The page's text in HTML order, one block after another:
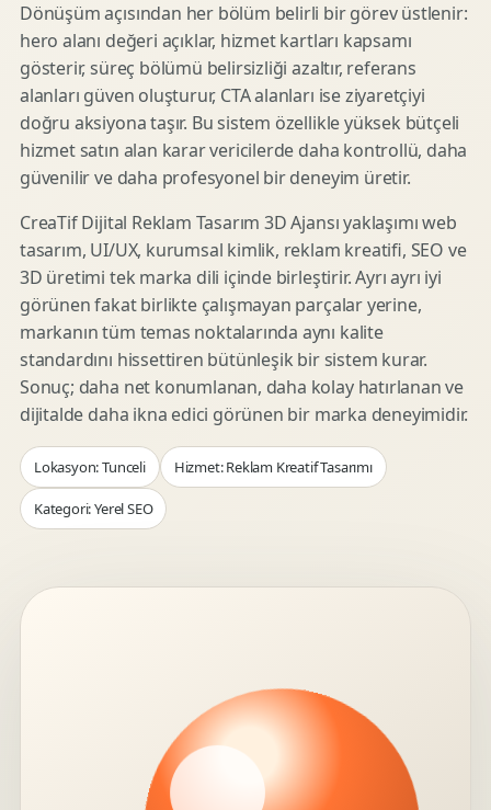
Dönüşüm açısından her bölüm belirli bir görev üstlenir:
hero alanı değeri açıklar, hizmet kartları kapsamı
gösterir, süreç bölümü belirsizliği azaltır, referans
alanları güven oluşturur, CTA alanları ise ziyaretçiyi
doğru aksiyona taşır. Bu sistem özellikle yüksek bütçeli
hizmet satın alan karar vericilerde daha kontrollü, daha
güvenilir ve daha profesyonel bir deneyim üretir.
CreaTif Dijital Reklam Tasarım 3D Ajansı yaklaşımı web
tasarım, UI/UX, kurumsal kimlik, reklam kreatifi, SEO ve
3D üretimi tek marka dili içinde birleştirir. Ayrı ayrı iyi
görünen fakat birlikte çalışmayan parçalar yerine,
markanın tüm temas noktalarında aynı kalite
standardını hissettiren bütünleşik bir sistem kurar.
Sonuç; daha net konumlanan, daha kolay hatırlanan ve
dijitalde daha ikna edici görünen bir marka deneyimidir.
Lokasyon: Tunceli Hizmet: Reklam Kreatif Tasarımı
Kategori: Yerel SEO